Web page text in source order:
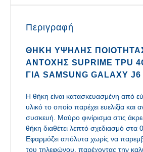
Περιγραφή
ΘΉΚΗ ΥΨΗΛΉΣ ΠΟΙΌΤΗΤΑΣ
ΑΝΤΟΧΉΣ SUPRIME TPU
ΓΙΑ SAMSUNG GALAXY J6
Η θήκη είναι κατασκευασμένη από
υλικό το οποίο παρέχει ευελιξία και
συσκευή. Μαύρο φινίρισμα στις
θήκη διαθέτει λεπτό σχεδιασμό στα
Εφαρμόζει απόλυτα χωρίς να
του τηλεφώνου, παρέχοντας την